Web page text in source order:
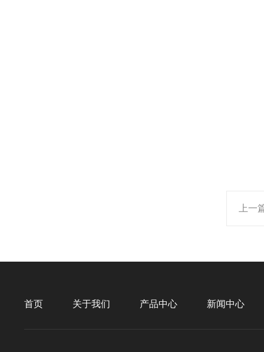
上一
首页 关于我们 产品中心 新闻中心